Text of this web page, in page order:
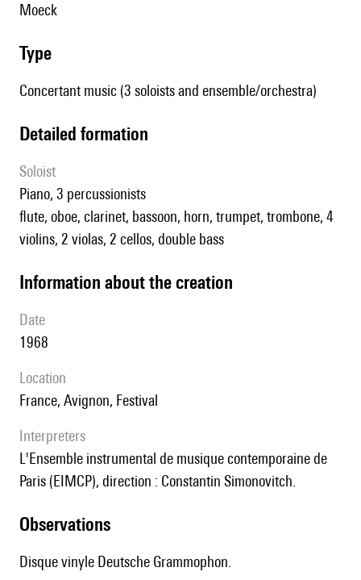
Moeck
type
Concertant music (3 soloists and ensemble/orchestra)
detailed formation
Soloist
piano, 3 percussionists
flute, oboe, clarinet, bassoon, horn, trumpet, trombone, 4
violins, 2 violas, 2 cellos, double bass
information about the creation
date
1968
location
France, Avignon, Festival
interpreters
l'Ensemble instrumental de musique contemporaine de
Paris (EIMCP), direction : Constantin Simonovitch
observations
Disque vinyle Deutsche Grammophon.